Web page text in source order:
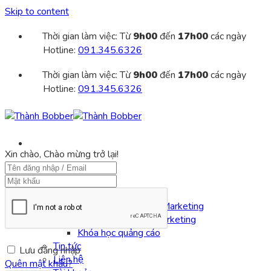
Skip to content
Thời gian làm việc: Từ9h00đến 17h00các ngày
Hotline: 091.345.6326
Thời gian làm việc: Từ9h00đến 17h00các ngày
Hotline: 091.345.6326
Danh mục
Trang chủ
Khóa học Facebook Marketing
Khóa học Content Marketing
Khóa học quảng cáo
Tin tức
Liên hệ
Xin chào, Chào mừng trở lại!
Lưu đăng nhập
Quên mật khẩu?